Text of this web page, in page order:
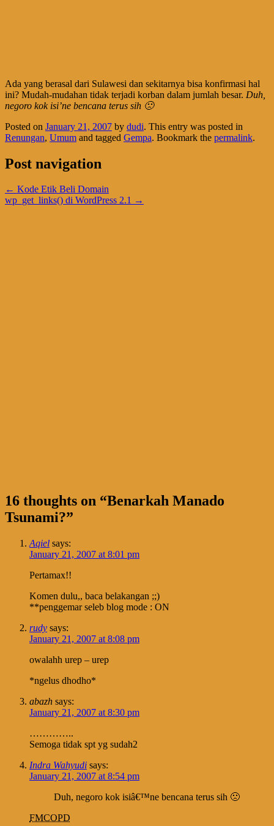
Ada yang berasal dari Sulawesi dan sekitarnya bisa konfirmasi hal
ini? Mudah-mudahan tidak terjadi korban dalam jumlah besar. Duh,
negoro kok isi’ne bencana terus sih 🙁
Posted on January 21, 2007 by dudi. This entry was posted in
Renungan, Umum and tagged Gempa. Bookmark the permalink.
Post navigation
← Kode Etik Beli Domain
wp_get_links() di WordPress 2.1 →
16 thoughts on “Benarkah Manado
Tsunami?”
Aqiel says:
January 21, 2007 at 8:01 pm
Pertamax!!
Komen dulu,, baca belakangan ;;)
**penggemar seleb blog mode : ON
rudy says:
January 21, 2007 at 8:08 pm
owalahh urep – urep
*ngelus dhodho*
abazh says:
January 21, 2007 at 8:30 pm
…………..
Semoga tidak spt yg sudah2
Indra Wahyudi says:
January 21, 2007 at 8:54 pm
Duh, negoro kok isiâ€™ne bencana terus sih 🙁
FMCOPD